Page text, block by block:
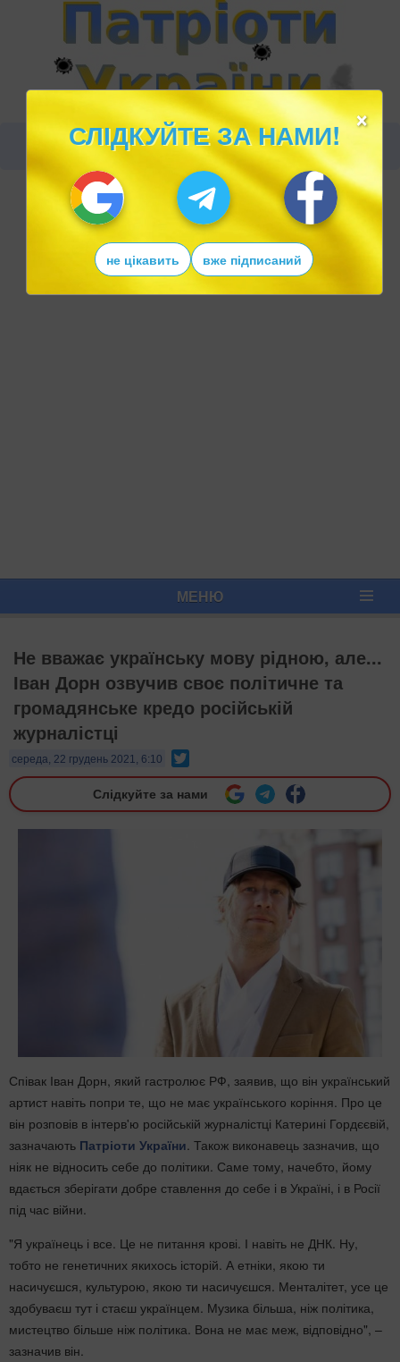
МЕНЮ
Не вважає українську мову рідною, але...
Іван Дорн озвучив своє політичне та
громадянське кредо російській
журналістці
середа, 22 грудень 2021, 6:10
Слідкуйте за нами
Співак Іван Дорн, який гастролює РФ, заявив, що він український
артист навіть попри те, що не має українського коріння. Про це
він розповів в інтерв'ю російській журналістці Катерині Гордєєвій,
зазначають Патріоти України. Також виконавець зазначив, що
ніяк не відносить себе до політики. Саме тому, начебто, йому
вдається зберігати добре ставлення до себе і в Україні, і в Росії
під час війни.
"Я українець і все. Це не питання крові. І навіть не ДНК. Ну,
тобто не генетичних якихось історій. А етніки, якою ти
насичуєшся, культурою, якою ти насичуєшся. Менталітет, усе це
здобуваєш тут і стаєш українцем. Музика більша, ніж політика,
мистецтво більше ніж політика. Вона не має меж, відповідно", –
зазначив він.
×
СЛІДКУЙТЕ ЗА НАМИ!
не цікавить вже підписаний